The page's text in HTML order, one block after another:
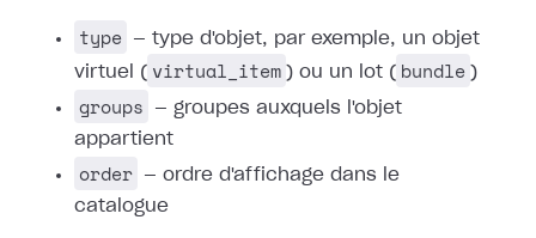
type
— type d'objet, par exemple, un objet
virtuel ( virtual_item ) ou un lot ( bundle )
groups
— groupes auxquels l'objet
appartient
order
— ordre d'affichage dans le
catalogue